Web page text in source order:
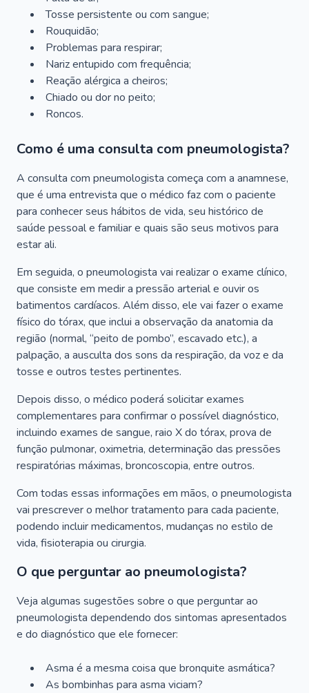
Tosse persistente ou com sangue;
Rouquidão;
Problemas para respirar;
Nariz entupido com frequência;
Reação alérgica a cheiros;
Chiado ou dor no peito;
Roncos.
Como é uma consulta com pneumologista?
A consulta com pneumologista começa com a anamnese,
que é uma entrevista que o médico faz com o paciente
para conhecer seus hábitos de vida, seu histórico de
saúde pessoal e familiar e quais são seus motivos para
estar ali.
Em seguida, o pneumologista vai realizar o exame clínico,
que consiste em medir a pressão arterial e ouvir os
batimentos cardíacos. Além disso, ele vai fazer o exame
físico do tórax, que inclui a observação da anatomia da
região (normal, “peito de pombo”, escavado etc.), a
palpação, a ausculta dos sons da respiração, da voz e da
tosse e outros testes pertinentes.
Depois disso, o médico poderá solicitar exames
complementares para confirmar o possível diagnóstico,
incluindo exames de sangue, raio X do tórax, prova de
função pulmonar, oximetria, determinação das pressões
respiratórias máximas, broncoscopia, entre outros.
Com todas essas informações em mãos, o pneumologista
vai prescrever o melhor tratamento para cada paciente,
podendo incluir medicamentos, mudanças no estilo de
vida, fisioterapia ou cirurgia.
O que perguntar ao pneumologista?
Veja algumas sugestões sobre o que perguntar ao
pneumologista dependendo dos sintomas apresentados
e do diagnóstico que ele fornecer:
Asma é a mesma coisa que bronquite asmática?
As bombinhas para asma viciam?